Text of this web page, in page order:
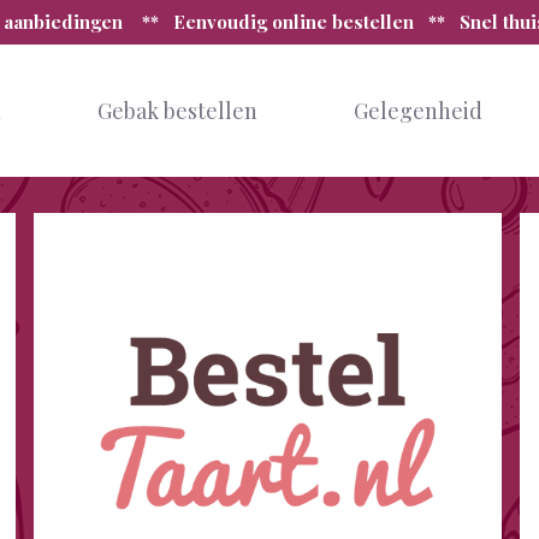
aanbiedingen ** Eenvoudig online bestellen ** Snel
Gebak bestellen Gelegenheid